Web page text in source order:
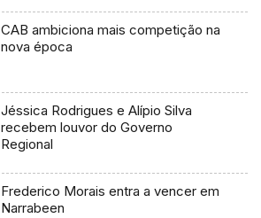
CAB ambiciona mais competição na
nova época
Jéssica Rodrigues e Alípio Silva
recebem louvor do Governo
Regional
Frederico Morais entra a vencer em
Narrabeen